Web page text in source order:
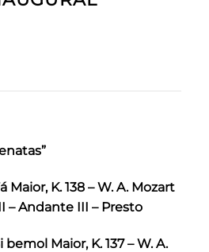
K. 138 – W. A. Mozart
– Andante III – Presto
Maior, K. 137 – W. A.